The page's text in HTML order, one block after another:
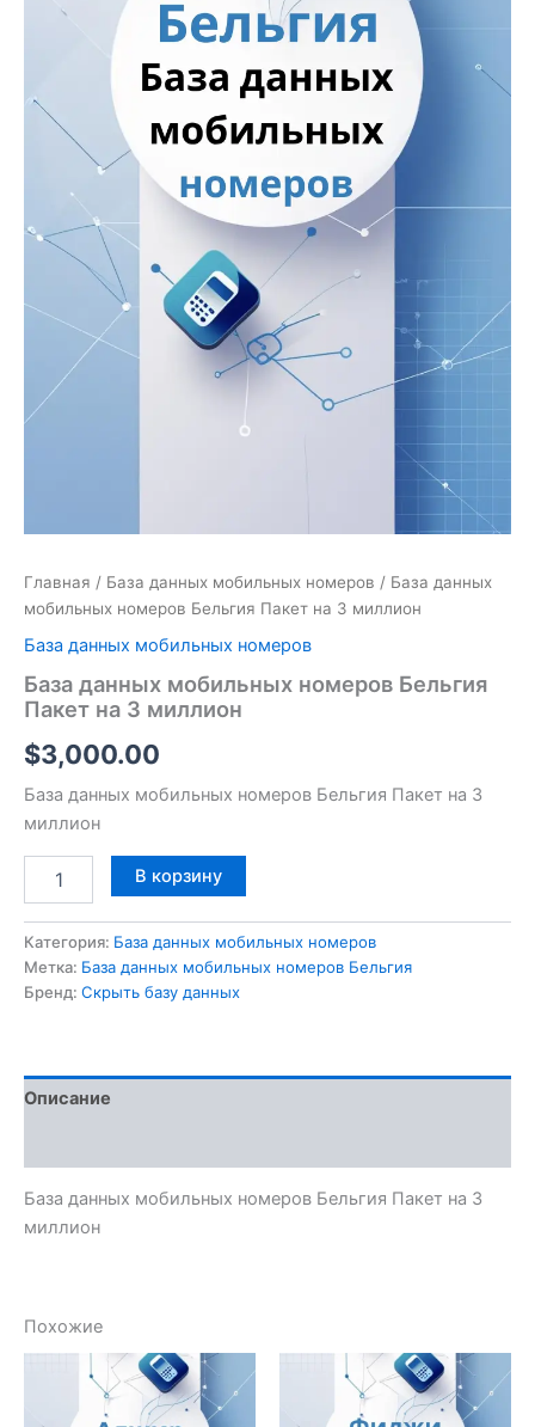
Главная / База данных мобильных номеров / База данных
мобильных номеров Бельгия Пакет на 3 миллион
База данных мобильных номеров
База данных мобильных номеров Бельгия
Пакет на 3 миллион
$3,000.00
База данных мобильных номеров Бельгия Пакет на 3
миллион
В корзину
Категория: База данных мобильных номеров
Метка: База данных мобильных номеров Бельгия
Бренд: Скрыть базу данных
Описание
База данных мобильных номеров Бельгия Пакет на 3
миллион
Похожие